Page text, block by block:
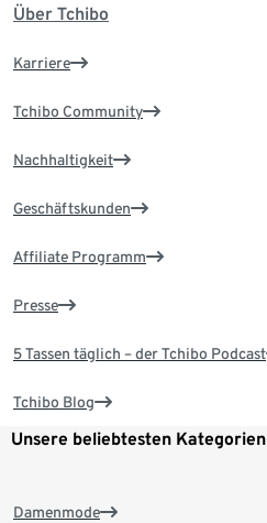
Über Tchibo
Karriere
Tchibo Community
Nachhaltigkeit
Geschäftskunden
Affiliate Programm
Presse
5 Tassen täglich – der Tchibo Podcast
Tchibo Blog
Unsere beliebtesten Kategorien
Damenmode